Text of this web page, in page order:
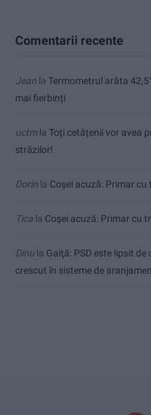
Comentarii recente
Jean la Termometrul arăta
mai fierbinți
uctmla Toți cetățenii vor avea
străzilor!
Dorin la Coșei acuză: Primar
Tica la Coșei acuză: Primar cu
Dinu la Gaiţă: PSD este lipsit
crescut în sisteme de